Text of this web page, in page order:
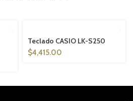
Teclado CASIO LK-S250
$4,415.00